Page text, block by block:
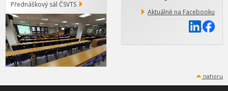
Přednáškový sál ČSVTS
Aktuálně na Facebooku
nahoru